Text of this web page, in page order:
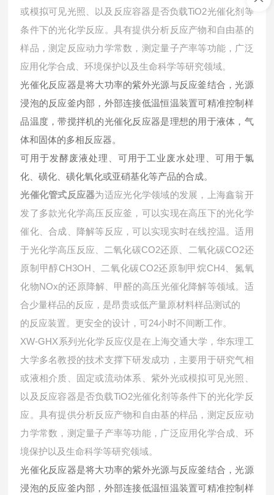
或模拟可见光照、以及反应容器是否负载TiO2光催化剂等
条件下的光化学反应。具有提供分析反应产物和自由基的
样品，测定反应动力学常数，测定量子产率等功能，广泛
应用化学合成、环境保护以及生命科学等研究领域。
光催化反应器是将大功率的紫外光源与反应釜结合，光源
浸泡的反应釜内部，外部连接低温恒温装置可精准控制样
品温度，带搅拌机的光催化反应器是理想的用于液体，气
体和固体的多相反应器。
可用于发酵废液处理、可用于工业废水处理、可用于氯
化、磺化、磺化氧化或亚硝基化等产品的合成。
光催化管式反应器为适应光化学领域的发展，上海鑫翁开
发了多款光化学高压反应釜，可以实现在高压下的光化学
催化、合成、降解等反应，可以实现实时在线控温。适用
于光化学高压反应、二氧化碳CO2还原、二氧化碳CO2还
原制甲醇CH3OH、二氧化碳CO2还原制甲烷CH4、氮氧
化物NOx的还原降解、甲醛的高压光催化降解等领域。适
合少量样品的反应，是昂贵或低产量原材料样品测试的
的反应装置。更安全的设计，可24小时不间断工作。
XW-GHX系列光化学反应仪是在上海交通大学，华东理工
大学多名教授的技术支撑下研发成功，主要用于研究气相
或液相介质、固定或流动体系、紫外光或模拟可见光照、
以及反应容器是否负载TiO2光催化剂等条件下的光化学反
应。具有提供分析反应产物和自由基的样品，测定反应动
力学常数，测定量子产率等功能，广泛应用化学合成、环
境保护以及生命科学等研究领域。
光催化反应器是将大功率的紫外光源与反应釜结合，光源
浸泡的反应釜内部，外部连接低温恒温装置可精准控制样